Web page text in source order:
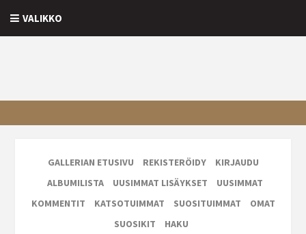
VALIKKO
GALLERIAN ETUSIVU REKISTERÖIDY
KIRJAUDU
ALBUMILISTA
UUSIMMAT LISÄYKSET
UUSIMMAT
KOMMENTIT
KATSOTUIMMAT SUOSITUIMMAT
OMAT
SUOSIKIT
HAKU